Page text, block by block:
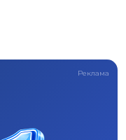
Реклама